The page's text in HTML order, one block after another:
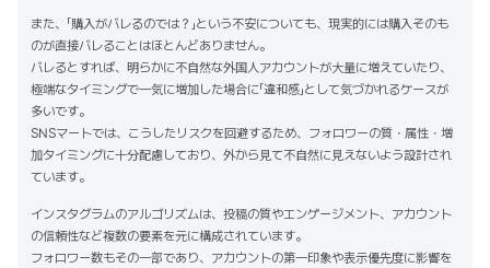
また、「購入がバレるのでは？」という不安についても、現実的には購入そのも
のが直接バレることはほとんどありません。
バレるとすれば、明らかに不自然な外国人アカウントが大量に増えていたり、
極端なタイミングで一気に増加した場合に「違和感」として気づかれるケースが
多いです。
SNSマートでは、こうしたリスクを回避するため、フォロワーの質・属性・増
加タイミングに十分配慮しており、外から見て不自然に見えないよう設計され
ています。
インスタグラムのアルゴリズムは、投稿の質やエンゲージメント、アカウント
の信頼性など複数の要素を元に構成されています。
フォロワー数もその一部であり、アカウントの第一印象や表示優先度に影響を